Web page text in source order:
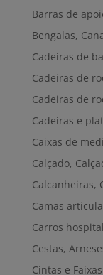
Barras de
Bengalas,
Cadeiras de
Cadeiras de
Cadeiras de
Cadeiras e
Caixas de
Calçado,
Calcanheiras,
Camas
Carros
Cestas,
Cintas e Faixas